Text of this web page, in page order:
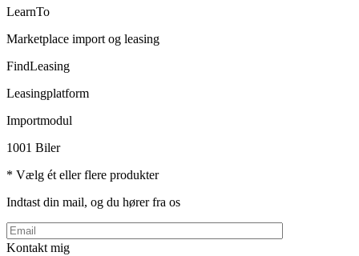
LearnTo
Marketplace import og leasing
FindLeasing
Leasingplatform
Importmodul
1001 Biler
* Vælg ét eller flere produkter
Indtast din mail, og du hører fra os
Kontakt mig